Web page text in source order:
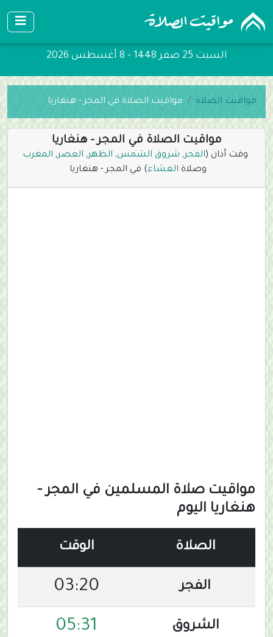
السبت 25 صفر 1448 - 8 أغسطس 2026
مواقيت الصلاة مواقيت الصلاة في المجر - هنغاريا
مواقيت الصلاة في المجر - هنغاريا
وقت أذان (الفجر, شروق الشمس, الظهر, العصر, المغرب
وصلاة العشاء) في المجر - هنغاريا
مواقيت صلاة المسلمين في المجر -
هنغاريا اليوم
الصلاة الوقت
الفجر 03:20
الشروق 05:31